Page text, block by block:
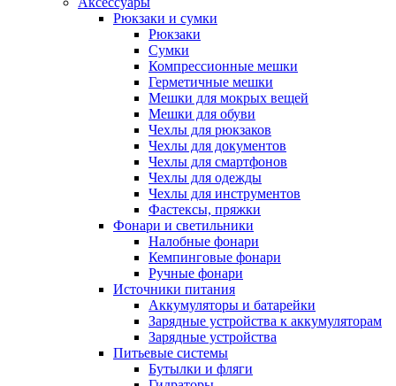
Рюкзаки и сумки
Рюкзаки
Сумки
Компрессионные мешки
Герметичные мешки
Мешки для мокрых вещей
Мешки для обуви
Чехлы для рюкзаков
Чехлы для документов
Чехлы для смартфонов
Чехлы для одежды
Чехлы для инструментов
Фастексы, пряжки
Фонари и светильники
Налобные фонари
Кемпинговые фонари
Ручные фонари
Источники питания
Аккумуляторы и батарейки
Зарядные устройства к аккумуляторам
Зарядные устройства
Питьевые системы
Бутылки и фляги